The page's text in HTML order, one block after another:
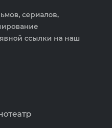
сериалов,
ссылки на наш